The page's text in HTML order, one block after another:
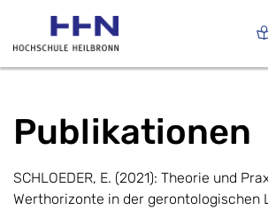
Publikationen
SCHLOEDER, E. (2021): Theorie und
Werthorizonte in der gerontologischen